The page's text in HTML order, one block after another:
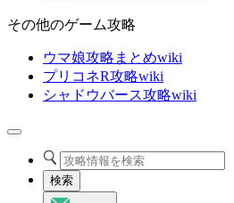
その他のゲーム攻略
ウマ娘攻略まとめwiki
プリコネR攻略wiki
シャドウバース攻略wiki
検索